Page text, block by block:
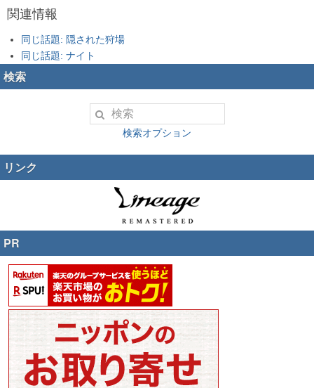
関連情報
同じ話題: 隠された狩場
同じ話題: ナイト
検索
検索オプション
リンク
PR